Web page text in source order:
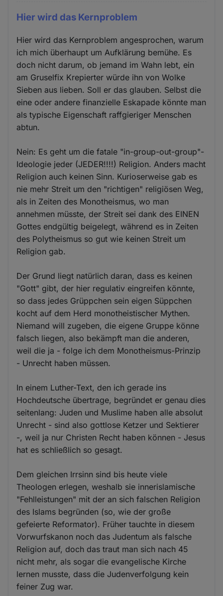
Hier wird das Kernproblem
Hier wird das Kernproblem angesprochen, warum
ich mich überhaupt um Aufklärung bemühe. Es
doch nicht darum, ob jemand im Wahn lebt, ein
am Gruselfix Krepierter würde ihn von Wolke
Sieben aus lieben. Soll er das glauben. Selbst die
eine oder andere finanzielle Eskapade könnte man
als typische Eigenschaft raffgieriger Menschen
abtun.
Nein: Es geht um die fatale "in-group-out-group"-
Ideologie jeder (JEDER!!!!) Religion. Anders macht
Religion auch keinen Sinn. Kurioserweise gab es
nie mehr Streit um den "richtigen" religiösen Weg,
als in Zeiten des Monotheismus, wo man
annehmen müsste, der Streit sei dank des EINEN
Gottes endgültig beigelegt, während es in Zeiten
des Polytheismus so gut wie keinen Streit um
Religion gab.
Der Grund liegt natürlich daran, dass es keinen
"Gott" gibt, der hier regulativ eingreifen könnte,
so dass jedes Grüppchen sein eigen Süppchen
kocht auf dem Herd monotheistischer Mythen.
Niemand will zugeben, die eigene Gruppe könne
falsch liegen, also bekämpft man die anderen,
weil die ja - folge ich dem Monotheismus-Prinzip
- Unrecht haben müssen.
In einem Luther-Text, den ich gerade ins
Hochdeutsche übertrage, begründet er genau dies
seitenlang: Juden und Muslime haben alle absolut
Unrecht - sind also gottlose Ketzer und Sektierer
-, weil ja nur Christen Recht haben können - Jesus
hat es schließlich so gesagt.
Dem gleichen Irrsinn sind bis heute viele
Theologen erlegen, weshalb sie innerislamische
"Fehlleistungen" mit der an sich falschen Religion
des Islams begründen (so, wie der große
gefeierte Reformator). Früher tauchte in diesem
Vorwurfskanon noch das Judentum als falsche
Religion auf, doch das traut man sich nach 45
nicht mehr, als sogar die evangelische Kirche
lernen musste, dass die Judenverfolgung kein
feiner Zug war.